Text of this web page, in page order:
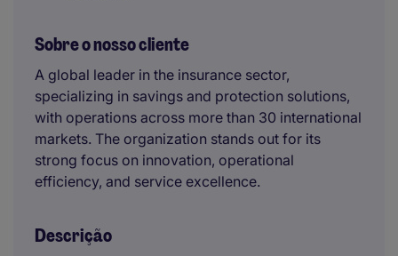
Sobre o nosso cliente
A global leader in the insurance sector,
specializing in savings and protection solutions,
with operations across more than 30 international
markets. The organization stands out for its
strong focus on innovation, operational
efficiency, and service excellence.
Descrição